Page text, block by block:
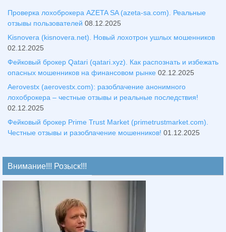
Проверка лохоброкера AZETA SA (azeta-sa.com). Реальные
отзывы пользователей 08.12.2025
Kisnovera (kisnovera.net). Новый лохотрон ушлых мошенников
02.12.2025
Фейковый брокер Qatari (qatari.xyz). Как распознать и избежать
опасных мошенников на финансовом рынке 02.12.2025
Aerovestx (aerovestx.com): разоблачение анонимного
лохоброкера – честные отзывы и реальные последствия!
02.12.2025
Фейковый брокер Prime Trust Market (primetrustmarket.com).
Честные отзывы и разоблачение мошенников! 01.12.2025
Внимание!!! Розыск!!!